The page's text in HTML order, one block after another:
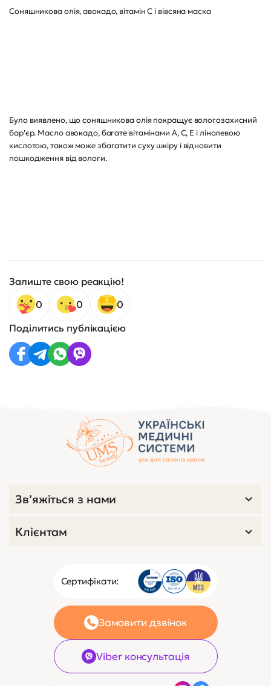
Соняшникова олія, авокадо, вітамін С і вівсяна маска
Було виявлено, що соняшникова олія покращує вологозахисний
бар'єр. Масло авокадо, багате вітамінами А, С, Е і лінолевою
кислотою, також може збагатити суху шкіру і відновити
пошкодження від вологи.
Залиште свою реакцію!
0
0
0
Поділитись публікацією
Сертифікати:
Замовити дзвінок
Viber консультація
Зв’яжіться з нами
Клієнтам